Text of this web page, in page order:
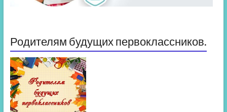
Родителям будущих первоклассников.